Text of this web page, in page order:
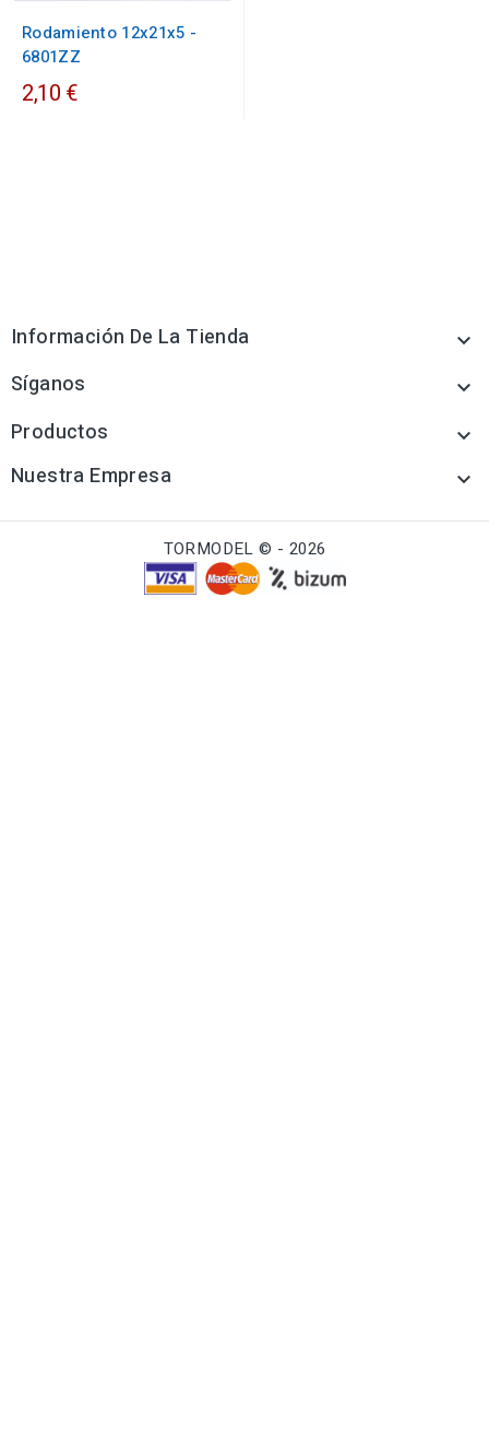
Rodamiento 12x21x5 -
6801ZZ
2,10 €
Información De La Tienda 
Síganos 
Productos 
Nuestra Empresa 
TORMODEL © - 2026